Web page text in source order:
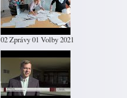
02 Zprávy 01 Volby 2021